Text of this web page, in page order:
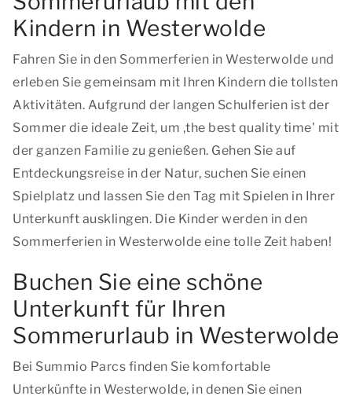
Kindern in Westerwolde
Fahren Sie in den Sommerferien in Westerwolde und
erleben Sie gemeinsam mit Ihren Kindern die tollsten
Aktivitäten. Aufgrund der langen Schulferien ist der
Sommer die ideale Zeit, um ,the best quality time' mit
der ganzen Familie zu genießen. Gehen Sie auf
Entdeckungsreise in der Natur, suchen Sie einen
Spielplatz und lassen Sie den Tag mit Spielen in Ihrer
Unterkunft ausklingen. Die Kinder werden in den
Sommerferien in Westerwolde eine tolle Zeit haben!
Buchen Sie eine schöne
Unterkunft für Ihren
Sommerurlaub in Westerwolde
Bei Summio Parcs finden Sie komfortable
Unterkünfte in Westerwolde, in denen Sie einen